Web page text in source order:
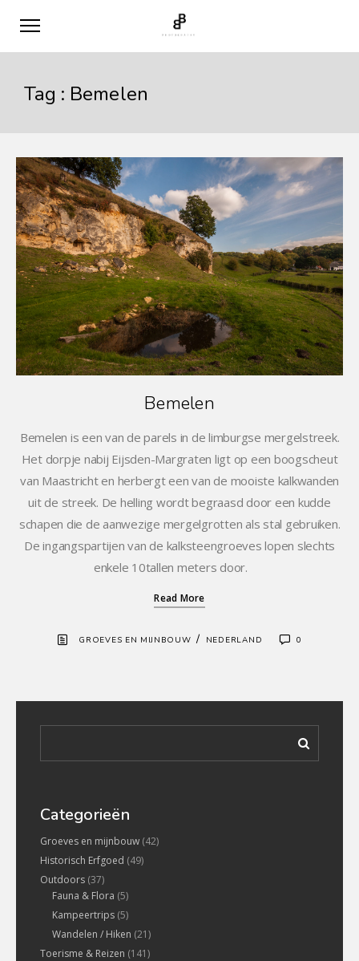
Tag : Bemelen
Bemelen
Bemelen is een van de parels in de limburgse mergelstreek.
Het dorpje nabij Eijsden-Margraten ligt op een boogscheut
van Maastricht en herbergt een van de mooiste kalkwanden
uit de streek. De helling wordt begraasd door een kudde
schapen die de aanwezige mergelgrotten als stal gebruiken.
De ingangspartijen van de kalksteengroeves lopen slechts
enkele 10tallen meters door.
Read More
GROEVES EN MIJNBOUW / NEDERLAND 0
Categorieën
Groeves en mijnbouw (42)
Historisch Erfgoed (49)
Outdoors (37)
Fauna & Flora (5)
Kampeertrips (5)
Wandelen / Hiken (21)
Toerisme & Reizen (141)